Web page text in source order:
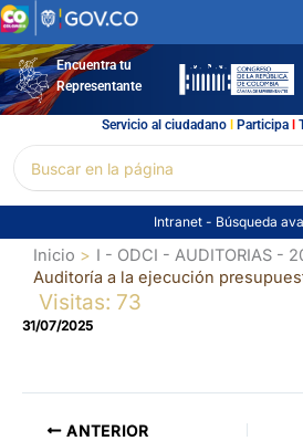
Ir
al
contenidoEncuentra tu
Representante
Servicio al ciudadano l Participal
por:
Intranet - Búsqueda
Inicio
I - ODCI - AUDITORIAS -
Auditoría a la ejecución
Visitas: 73
31/07/2025
ANTERIOR